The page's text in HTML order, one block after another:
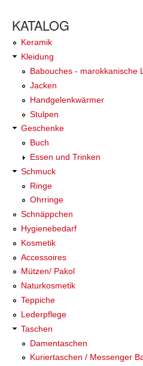
KATALOG
Keramik
Kleidung
Babouches - marokkanische
Jacken
Handgelenkwärmer
Stulpen
Geschenke
Buch
Essen und Trinken
Schmuck
Ringe
Ohrringe
Schnäppchen
Hygienebedarf
Kosmetik
Accessoires
Mützen/ Pakol
Naturkosmetik
Teppiche
Lederpflege
Taschen
Damentaschen
Kuriertaschen / Messenger